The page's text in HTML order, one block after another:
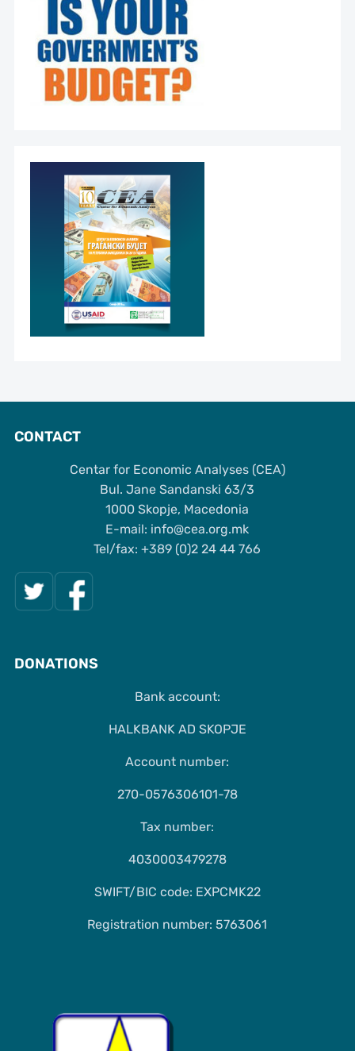
CONTACT
Centar for Economic Analyses (CEA)
Bul. Jane Sandanski 63/3
1000 Skopje, Macedonia
Е-mail: info@cea.org.mk
Tel/fax: +389 (0)2 24 44 766
DONATIONS
Bank account:
HALKBANK AD SKOPJE
Account number:
270-0576306101-78
Tax number:
4030003479278
SWIFT/BIC code: EXPCMK22
Registration number: 5763061